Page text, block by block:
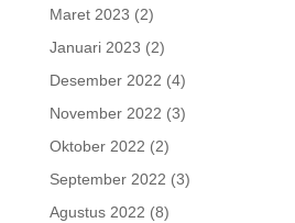
Maret 2023 (2)
Januari 2023 (2)
Desember 2022 (4)
November 2022 (3)
Oktober 2022 (2)
September 2022 (3)
Agustus 2022 (8)